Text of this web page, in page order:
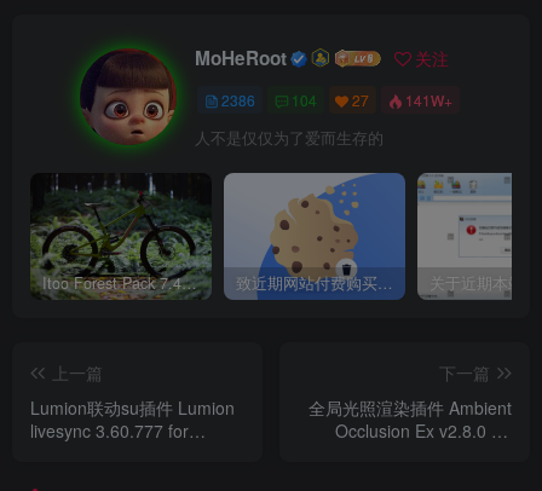
MoHeRoot 关注
2386 104 27 141W+
人不是仅仅为了爱而生存的
Itoo Forest Pack 7.4.20 森林插件 For 3DSMAX 2014 ~ 2023 汉化永久版 致近期网站付费购买资源及会员用户后，网页显示依然没有购买解决方法！
上一篇
Lumion联动su插件 Lumion
livesync 3.60.777 for
下一篇
全局光照渲染插件 Ambient
Occlusion Ex v2.8.0 for